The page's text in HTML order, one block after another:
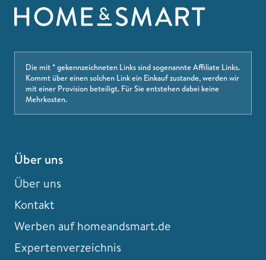
Die mit * gekennzeichneten Links sind sogenannte Affiliate Links.
Kommt über einen solchen Link ein Einkauf zustande, werden wir
mit einer Provision beteiligt. Für Sie entstehen dabei keine
Mehrkosten.
Über uns
Über uns
Kontakt
Werben auf homeandsmart.de
Expertenverzeichnis